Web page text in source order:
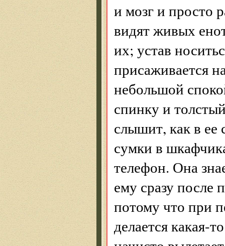
и мозг и просто
видят живых
их; устав
присаживается
небольшой
спинку и
слышит, как в ее
сумки в
телефон. Она
ему сразу после
потому что при
делается какая-